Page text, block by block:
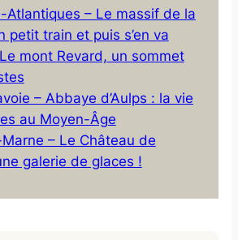
Atlantiques – Le massif de la
petit train et puis s’en va
mont Revard, un sommet
– Abbaye d’Aulps : la vie
au Moyen-Âge
– Le Château de
galerie de glaces !